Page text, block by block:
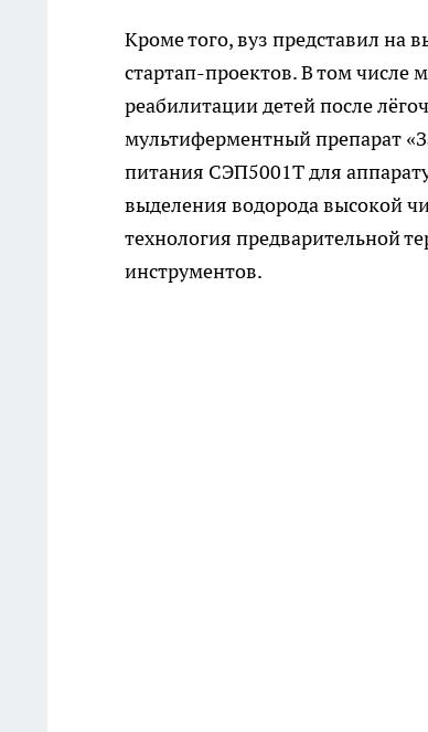
Кроме того, вуз представил на
стартап-проектов. В том числе
реабилитации детей после
мультиферментный препарат
питания СЭП5001Т для
выделения водорода высокой
технология предварительной
инструментов.